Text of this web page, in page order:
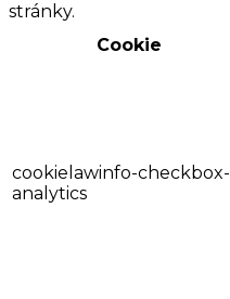
stránky.
Cookie
cookielawinfo-checkbox-
analytics